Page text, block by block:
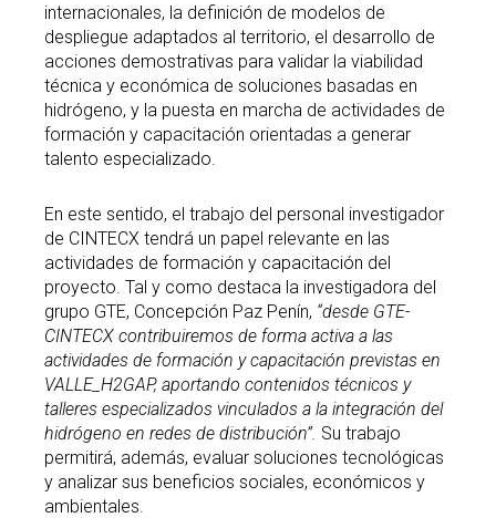
internacionales, la definición de modelos de
despliegue adaptados al territorio, el desarrollo de
acciones demostrativas para validar la viabilidad
técnica y económica de soluciones basadas en
hidrógeno, y la puesta en marcha de actividades de
formación y capacitación orientadas a generar
talento especializado.
En este sentido, el trabajo del personal investigador
de CINTECX tendrá un papel relevante en las
actividades de formación y capacitación del
proyecto. Tal y como destaca la investigadora del
grupo GTE, Concepción Paz Penín, “desde GTE-
CINTECX contribuiremos de forma activa a las
actividades de formación y capacitación previstas en
VALLE_H2GAP, aportando contenidos técnicos y
talleres especializados vinculados a la integración del
hidrógeno en redes de distribución”. Su trabajo
permitirá, además, evaluar soluciones tecnológicas
y analizar sus beneficios sociales, económicos y
ambientales.